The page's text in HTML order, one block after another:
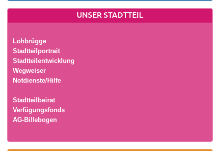
UNSER STADTTEIL
Lohbrügge
Stadtteilportrait
Stadtteilentwicklung
Wegweiser
Notdienste/Hilfe
Stadtteilbeirat
Verfügungsfonds
AG-Billebogen